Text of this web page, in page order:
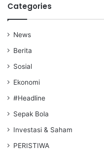
Categories
News
Berita
Sosial
Ekonomi
#Headline
Sepak Bola
Investasi & Saham
PERISTIWA